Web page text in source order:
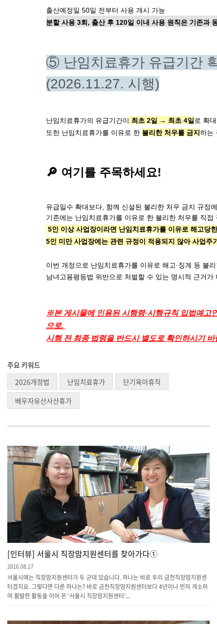
출산예정일 50일 전부터 사용 개시 가능
분할 사용 3회, 출산 후 120일 이내 사용 원칙은 기존과
⑤ 난임치료휴가 유급기간
(2026.11.27. 시행)
난임치료휴가의 유급기간이 최초 2일 → 최초 4일 로 확
또한 난임치료휴가를 이유로 한 불리한 처우를 금지 하는
🔎 여기를 주목하세요!
유급일수 확대보다, 함께 신설된 불리한 처우 금지 규정
5인 이상 사업장이라면 난임치료휴가를 이유로 해고당
5인 미만 사업장에는 관련 규정이 적용되지 않아 사업
이번 개정으로 난임치료휴가를 이유로 해고·징계 등 불
남녀고용평등법 위반으로 처벌할 수 있는 명시적 근거
※본 게시물에 인용된 시행령·시행규칙 입법예고
으로,
시행 전 최종 법령을 반드시 별도로 확인하시기 바
주요 키워드
2026개정법
난임치료휴가
단기육아휴직
배우자유산사산휴가
[인터뷰] 서울시 직장맘지원센터를 찾아가다①
2016.08.17
서울시에는 직장맘지원센터가 두 군데 있습니다. 하나는 바로 우리 금천직장맘지원센
터겠지요. 그렇다면 다른 하나는? 바로 금천직장맘지원센터보다 4년이나 먼저 개소하
여 활발한 활동을 이어 온 ‘서울시 직장맘지원센터’...